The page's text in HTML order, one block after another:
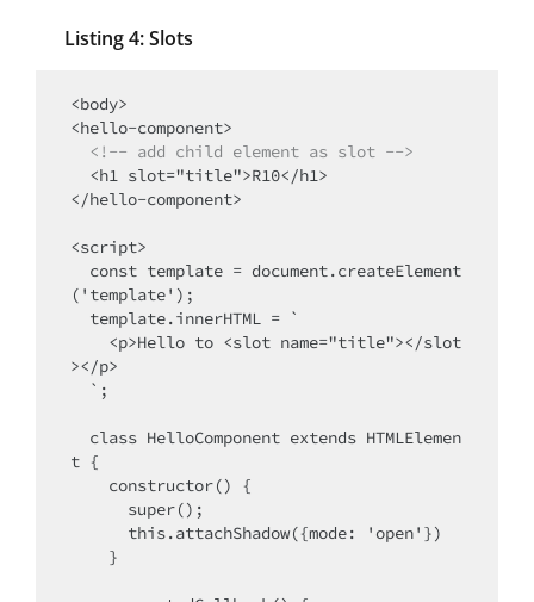
Listing 4: Slots
<body>
<hello-component>
<!-- add child element as slot -->
</hello-component>
<script>
('template');
></p>
t {